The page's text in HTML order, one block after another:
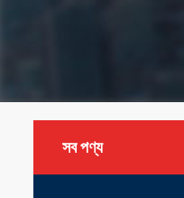
সব পণ্য